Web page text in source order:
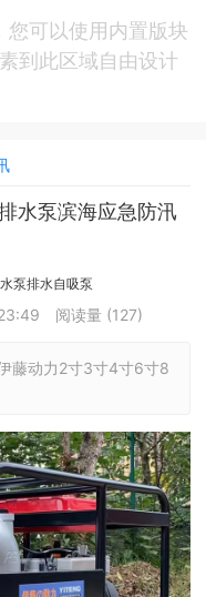
您可以使用内置版块
到此区域自由设计
水泵滨海应急防汛
泵排水自吸泵
阅读量 (127)